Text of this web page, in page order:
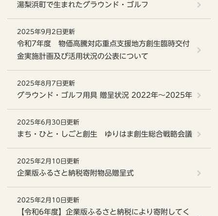
湯梨浜町で生まれたグラウンド・ゴルフ
2025年9月2日更新
令和7年度 物価高騰対応重点支援地方創生臨時交付
金実施計画及び活用状況の公表について
2025年8月7日更新
グラウンド・ゴルフ用具 贈呈状況 2022年～2025年
2025年6月30日更新
まち・ひと・しごと創生 ゆりはま創生総合戦略会議
2025年2月10日更新
企業版ふるさと納税寄附物品贈呈式
2025年2月10日更新
【令和6年度】企業版ふるさと納税により寄附してく